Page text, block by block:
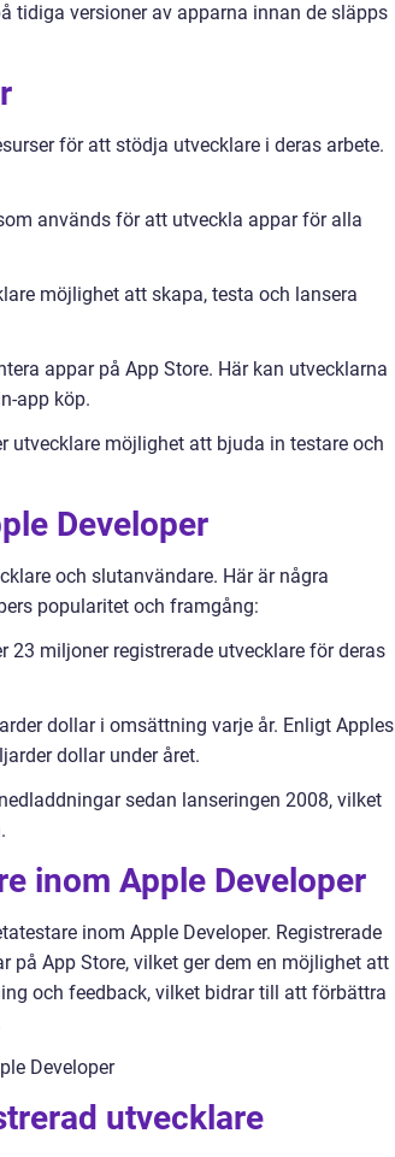
tidiga versioner av apparna innan de släpps
för att stödja utvecklare i deras arbete.
används för att utveckla appar för alla
möjlighet att skapa, testa och lansera
appar på App Store. Här kan utvecklarna
app köp.
utvecklare möjlighet att bjuda in testare och
Developer
och slutanvändare. Här är några
popularitet och framgång:
23 miljoner registrerade utvecklare för deras
dollar i omsättning varje år. Enligt Apples
dollar under året.
sedan lanseringen 2008, vilket
inom Apple Developer
inom Apple Developer. Registrerade
App Store, vilket ger dem en möjlighet att
och feedback, vilket bidrar till att förbättra
Developer
utvecklare